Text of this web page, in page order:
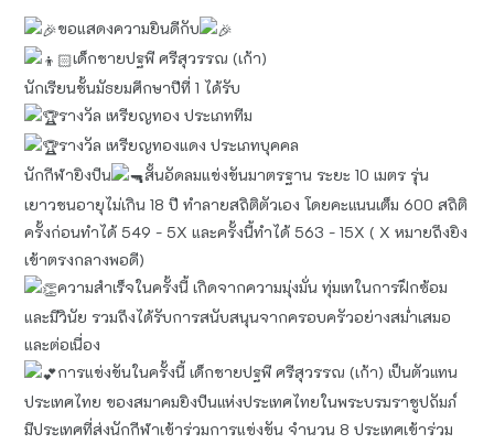
ขอแสดงความยินดีกับ
เด็กชายปฐพี ศรีสุวรรณ (เก้า)
นักเรียนชั้นมัธยมศึกษาปีที่ 1 ได้รับ
รางวัล เหรียญทอง ประเภททีม
รางวัล เหรียญทองแดง ประเภทบุคคล
นักกีฬายิงปืน
สั้นอัดลมแข่งขันมาตรฐาน ระยะ 10 เมตร รุ่น
เยาวชนอายุไม่เกิน 18 ปี ทำลายสถิติตัวเอง โดยคะแนนเต็ม 600 สถิติ
ครั้งก่อนทำได้ 549 - 5X และครั้งนี้ทำได้ 563 - 15X ( X หมายถึงยิง
เข้าตรงกลางพอดี)
ความสำเร็จในครั้งนี้ เกิดจากความมุ่งมั่น ทุ่มเทในการฝึกซ้อม
และมีวินัย รวมถึงได้รับการสนับสนุนจากครอบครัวอย่างสม่ำเสมอ
และต่อเนื่อง
การแข่งขันในครั้งนี้ เด็กชายปฐพี ศรีสุวรรณ (เก้า) เป็นตัวแทน
ประเทศไทย ของสมาคมยิงปืนแห่งประเทศไทยในพระบรมราชูปถัมภ์
มีประเทศที่ส่งนักกีฬาเข้าร่วมการแข่งขัน จำนวน 8 ประเทศเข้าร่วม